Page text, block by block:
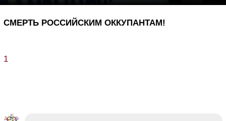
СМЕРТЬ РОССИЙСКИМ ОККУПАНТАМ!
1